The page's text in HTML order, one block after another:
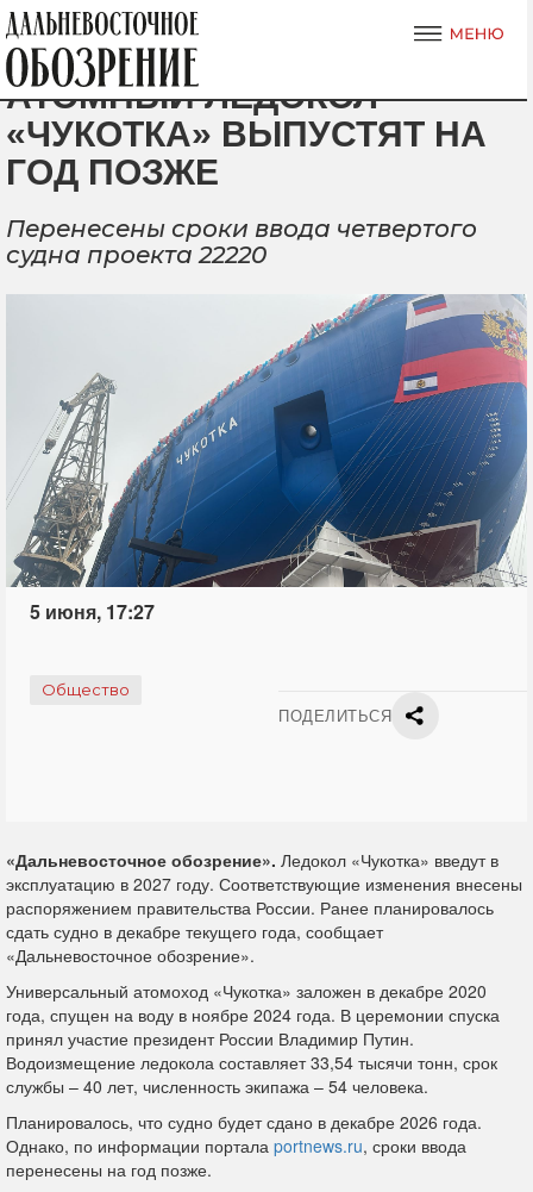
АТОМНЫЙ ЛЕДОКОЛ
«ЧУКОТКА» ВЫПУСТЯТ НА
ГОД ПОЗЖЕ
Перенесены сроки ввода четвертого
судна проекта 22220
5 июня, 17:27
Общество
ПОДЕЛИТЬСЯ
«Дальневосточное обозрение». Ледокол «Чукотка» введут в
эксплуатацию в 2027 году. Соответствующие изменения внесены
распоряжением правительства России. Ранее планировалось
сдать судно в декабре текущего года, сообщает
«Дальневосточное обозрение».
Универсальный атомоход «Чукотка» заложен в декабре 2020
года, спущен на воду в ноябре 2024 года. В церемонии спуска
принял участие президент России Владимир Путин.
Водоизмещение ледокола составляет 33,54 тысячи тонн, срок
службы – 40 лет, численность экипажа – 54 человека.
Планировалось, что судно будет сдано в декабре 2026 года.
Однако, по информации портала portnews.ru, сроки ввода
перенесены на год позже.